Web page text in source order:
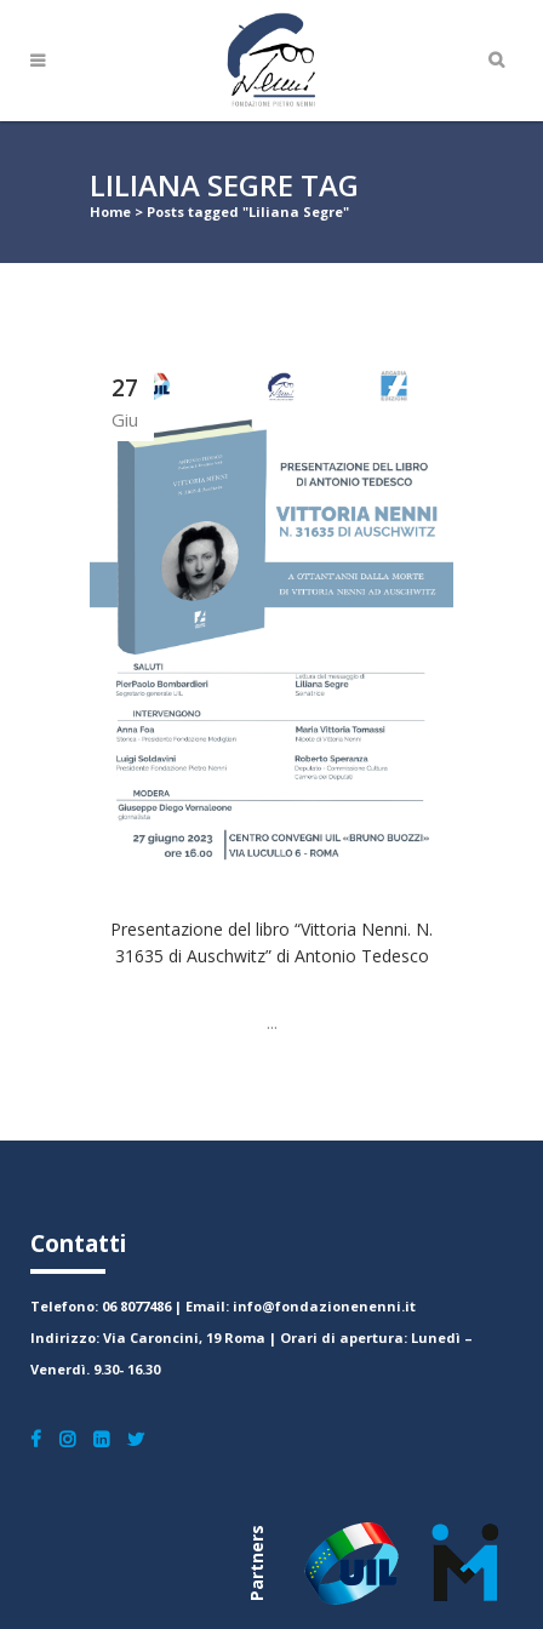
LILIANA SEGRE TAG
Home > Posts tagged "Liliana Segre"
27
Giu
Presentazione del libro “Vittoria Nenni. N.
31635 di Auschwitz” di Antonio Tedesco
...
Contatti
Telefono: 06 8077486 | Email: info@fondazionenenni.it
Indirizzo: Via Caroncini, 19 Roma | Orari di apertura: Lunedì –
Venerdì. 9.30- 16.30
Partners